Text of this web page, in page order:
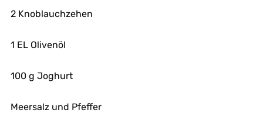
2 Knoblauchzehen
1 EL Olivenöl
100 g Joghurt
Meersalz und Pfeffer